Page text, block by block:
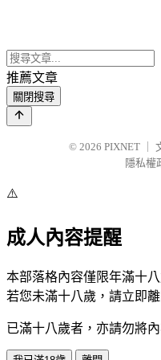
推薦文章
關閉搜尋
© 2026 PIXNET
隱私權
⚠️
成人內容提醒
本部落格內容僅限年滿十八
若您未滿十八歲，請立即離
已滿十八歲者，亦請勿將